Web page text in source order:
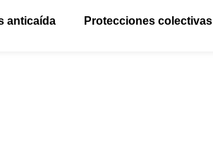
anticaída Protecciones colectivas